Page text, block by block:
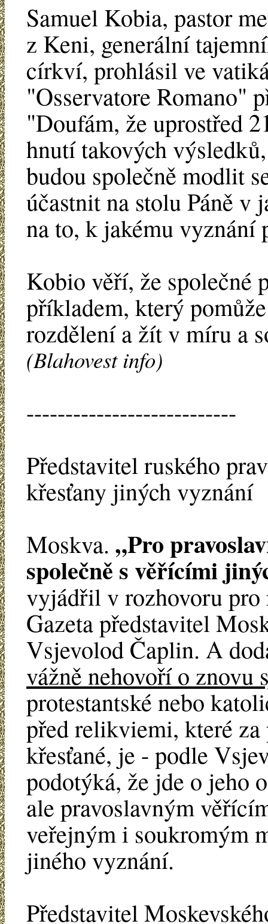
Samuel Kobia, pastor
z Keni, generální
církví, prohlásil ve
"Osservatore Romano"
"Doufám, že uprostřed
hnutí takových
budou společně modlit
účastnit na stolu Páně v
na to, k jakému vyznání
Kobio věří, že společné
příkladem, který
rozdělení a žít v míru a
(Blahovest info)
---------------------------
Představitel ruského
křesťany jiných vyznání
Moskva. „Pro
společně s věřícími
vyjádřil v rozhovoru
Gazeta představitel
Vsjevolod Čaplin. A
vážně nehovoří o znovu
protestantské nebo
před relikviemi, které
křesťané, je - podle
podotýká, že jde o jeho
ale pravoslavným
veřejným i soukromým
jiného vyznání.
Představitel